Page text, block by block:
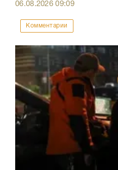
06.08.202609:09
Комментарии